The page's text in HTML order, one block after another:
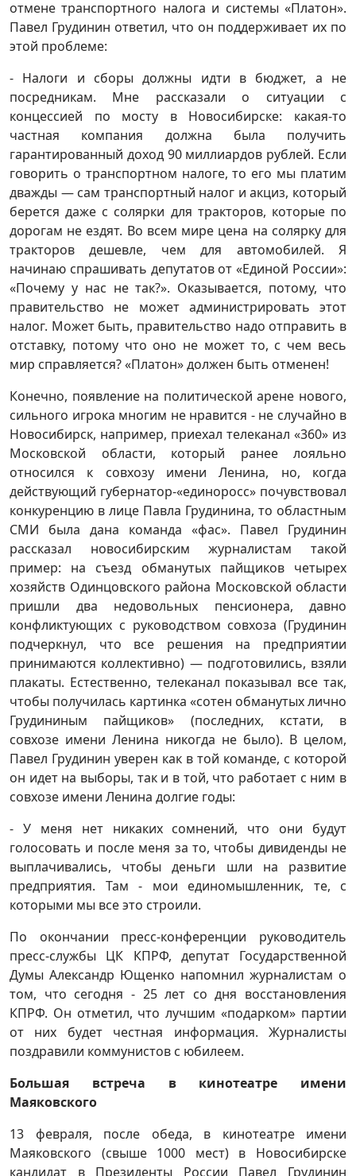
отмене транспортного налога и системы «Платон».
Павел Грудинин ответил, что он поддерживает их по
этой проблеме:
- Налоги и сборы должны идти в бюджет, а не
посредникам. Мне рассказали о ситуации с
концессией по мосту в Новосибирске: какая-то
частная компания должна была получить
гарантированный доход 90 миллиардов рублей. Если
говорить о транспортном налоге, то его мы платим
дважды — сам транспортный налог и акциз, который
берется даже с солярки для тракторов, которые по
дорогам не ездят. Во всем мире цена на солярку для
тракторов дешевле, чем для автомобилей. Я
начинаю спрашивать депутатов от «Единой России»:
«Почему у нас не так?». Оказывается, потому, что
правительство не может администрировать этот
налог. Может быть, правительство надо отправить в
отставку, потому что оно не может то, с чем весь
мир справляется? «Платон» должен быть отменен!
Конечно, появление на политической арене нового,
сильного игрока многим не нравится - не случайно в
Новосибирск, например, приехал телеканал «360» из
Московской области, который ранее лояльно
относился к совхозу имени Ленина, но, когда
действующий губернатор-«единоросс» почувствовал
конкуренцию в лице Павла Грудинина, то областным
СМИ была дана команда «фас». Павел Грудинин
рассказал новосибирским журналистам такой
пример: на съезд обманутых пайщиков четырех
хозяйств Одинцовского района Московской области
пришли два недовольных пенсионера, давно
конфликтующих с руководством совхоза (Грудинин
подчеркнул, что все решения на предприятии
принимаются коллективно) — подготовились, взяли
плакаты. Естественно, телеканал показывал все так,
чтобы получилась картинка «сотен обманутых лично
Грудининым пайщиков» (последних, кстати, в
совхозе имени Ленина никогда не было). В целом,
Павел Грудинин уверен как в той команде, с которой
он идет на выборы, так и в той, что работает с ним в
совхозе имени Ленина долгие годы:
- У меня нет никаких сомнений, что они будут
голосовать и после меня за то, чтобы дивиденды не
выплачивались, чтобы деньги шли на развитие
предприятия. Там - мои единомышленник, те, с
которыми мы все это строили.
По окончании пресс-конференции руководитель
пресс-службы ЦК КПРФ, депутат Государственной
Думы Александр Ющенко напомнил журналистам о
том, что сегодня - 25 лет со дня восстановления
КПРФ. Он отметил, что лучшим «подарком» партии
от них будет честная информация. Журналисты
поздравили коммунистов с юбилеем.
Большая встреча в кинотеатре имени
Маяковского
13 февраля, после обеда, в кинотеатре имени
Маяковского (свыше 1000 мест) в Новосибирске
кандидат в Президенты России Павел Грудинин